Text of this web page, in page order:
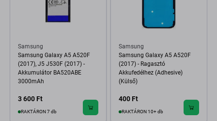
Samsung
Samsung Galaxy A5 A520F
(2017), J5 J530F (2017) -
Akkumulátor BA520ABE
3000mAh
3 600 Ft
RAKTÁRON 7 db
Samsung
Samsung Galaxy A5 A520F
(2017) - Ragasztó
Akkufedélhez (Adhesive)
(Külső)
400 Ft
RAKTÁRON 10+ db